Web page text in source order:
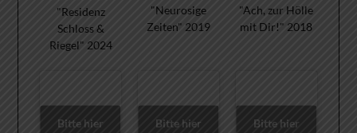
"Residenz
Schloss &
Riegel" 2024
"Neurosige
Zeiten" 2019
"Ach, zur Hölle
mit Dir!" 2018
Bitte hier
Bitte hier
Bitte hier